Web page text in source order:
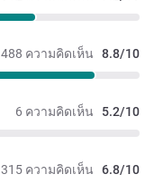
488 ความคิดเห็น 8.8/10
6 ความคิดเห็น 5.2/10
315 ความคิดเห็น 6.8/10